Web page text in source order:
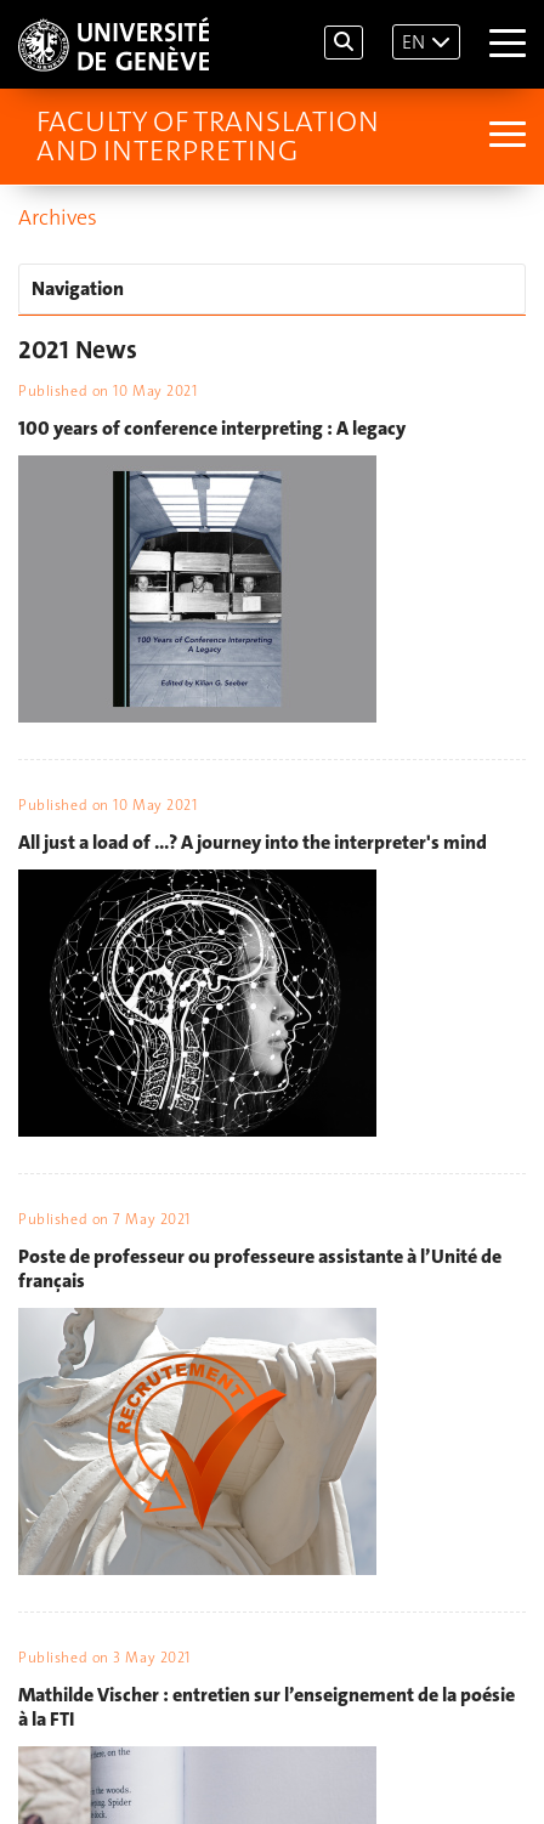
EN
FACULTY OF TRANSLATION
AND INTERPRETING
Archives
Navigation
2021 News
Published on10 May 2021
100 years of conference interpreting : A legacy
Published on10 May 2021
All just a load of ...? A journey into the interpreter's mind
Published on7 May 2021
Poste de professeur ou professeure assistante à l’Unité de
français
Published on3 May 2021
Mathilde Vischer : entretien sur l’enseignement de la poésie
à la FTI